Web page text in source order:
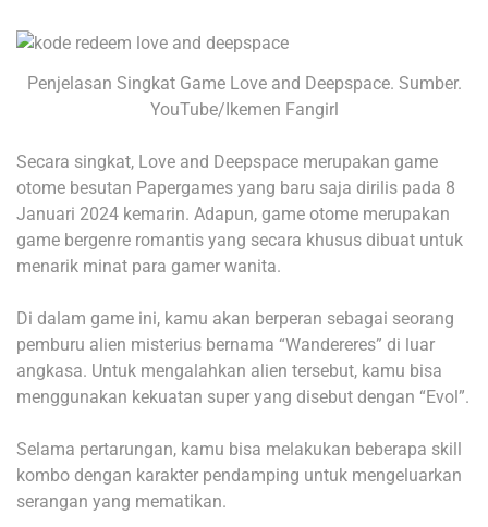
Penjelasan Singkat Game Love and Deepspace. Sumber.
YouTube/Ikemen Fangirl
Secara singkat, Love and Deepspace merupakan game
otome besutan Papergames yang baru saja dirilis pada 8
Januari 2024 kemarin. Adapun, game otome merupakan
game bergenre romantis yang secara khusus dibuat untuk
menarik minat para gamer wanita.
Di dalam game ini, kamu akan berperan sebagai seorang
pemburu alien misterius bernama “Wandereres” di luar
angkasa. Untuk mengalahkan alien tersebut, kamu bisa
menggunakan kekuatan super yang disebut dengan “Evol”.
Selama pertarungan, kamu bisa melakukan beberapa skill
kombo dengan karakter pendamping untuk mengeluarkan
serangan yang mematikan.